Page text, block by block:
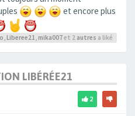
et encore plus
Liberee21 mika007et 2 autres a liké
LIBÉRÉE21
2